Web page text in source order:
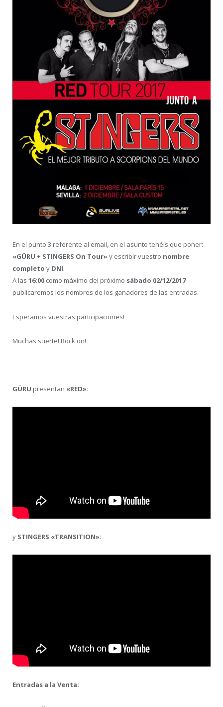
En el punto 3 referente al email, en el asunto tenéis que poner:
«GÜRU + STINGERS On Tour» y escribir vuestro nombre
completo y DNI.
A las 16:00 como máximo del próximo sábado 02/12/2017
publicaremos los nombres de los ganadores de las entradas.
Esperamos vuestras participaciones!
Muchas suerte! Rock on!
GÜRU presentan «RED»:
y STINGERS «TRANSITION»:
Entradas a la Venta: